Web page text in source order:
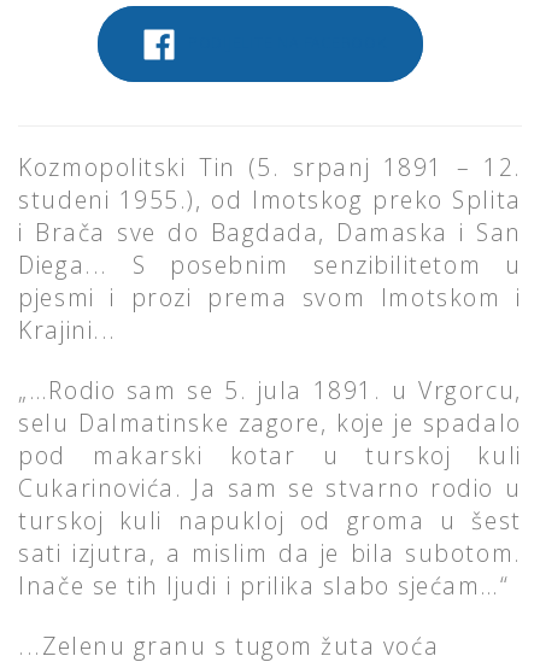
Kozmopolitski Tin (5. srpanj 1891 – 12.
studeni 1955.), od Imotskog preko Splita
i Brača sve do Bagdada, Damaska i San
Diega... S posebnim senzibilitetom u
pjesmi i prozi prema svom Imotskom i
Krajini...
„…Rodio sam se 5. jula 1891. u Vrgorcu,
selu Dalmatinske zagore, koje je spadalo
pod makarski kotar u turskoj kuli
Cukarinovića. Ja sam se stvarno rodio u
turskoj kuli napukloj od groma u šest
sati izjutra, a mislim da je bila subotom.
Inače se tih ljudi i prilika slabo sjećam…“
...Zelenu granu s tugom žuta voća